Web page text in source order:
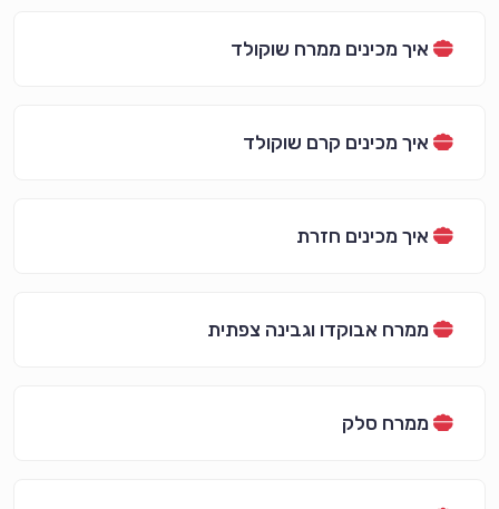
איך מכינים ממרח שוקולד
איך מכינים קרם שוקולד
איך מכינים חזרת
ממרח אבוקדו וגבינה צפתית
ממרח סלק